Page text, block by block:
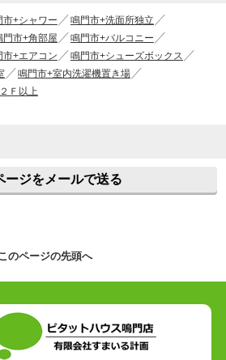
市+シャワー
鳴門市+洗面所独立
門市+角部屋
鳴門市+バルコニー
市+エアコン
鳴門市+シューズボックス
鳴門市+室内洗濯機置き場
Ｆ以上
ージをメールで送る
のページの先頭へ